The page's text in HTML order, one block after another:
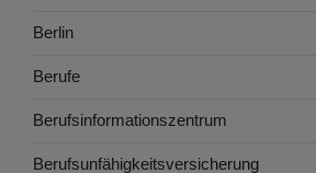
Berlin
Berufe
Berufsinformationszentrum
Berufsunfähigkeitsversicherung